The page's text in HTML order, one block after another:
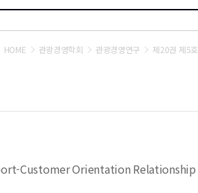
HOME 관광경영학회 관광경영연구 제20권 제5호
Customer Orientation Relationship